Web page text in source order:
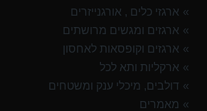
ארגזי כלים , אורגנייזרים
ארגזים ומגשים מרושתים
ארגזים וקופסאות לאחסון
ארקליות ותא לכל
דולבים, מיכלי ענק ומשטחים
מאמרים